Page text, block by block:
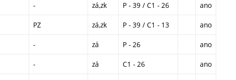
- zá,zk P - 39 / C1 - 26 ano
PZ zá,zk P - 39 / C1 - 13 ano
- zá P - 26 ano
- zá C1 - 26 ano